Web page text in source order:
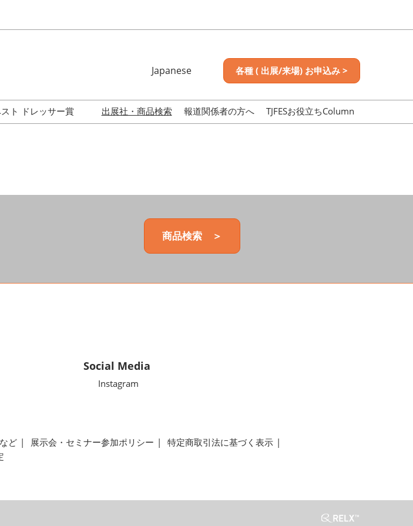
Japanese
English
各種 ( 出展/来場) お申込み >
ト ドレッサー賞
出展社・商品検索 報道関係者の方へ TJFESお役立ちColumn
商品検索 ＞
Social Media
Instagram
ど 展示会・セミナー参加ポリシー
特定商取引法に基づく表示